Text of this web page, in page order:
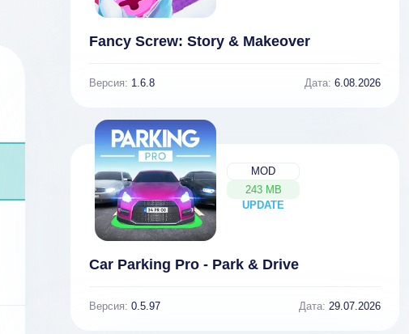
Fancy Screw: Story & Makeover
Версия: 1.6.8 Дата: 6.08.2026
MOD
243 MB
UPDATE
NEW
Car Parking Pro - Park & Drive
Версия: 0.5.97 Дата: 29.07.2026